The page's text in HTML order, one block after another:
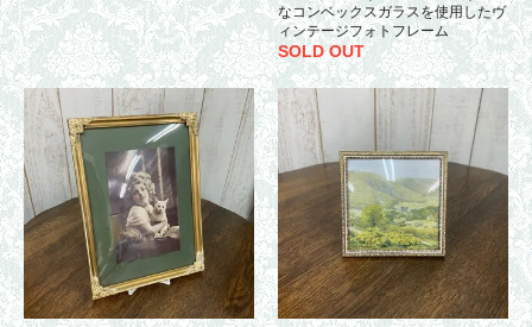
なコンベックスガラスを使用したヴ
ィンテージフォトフレーム
SOLD OUT